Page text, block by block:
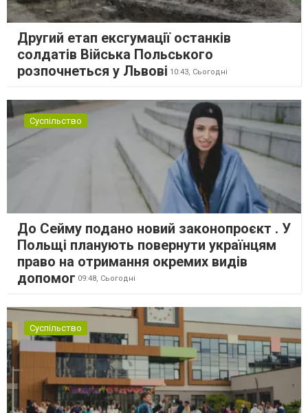
Другий етап ексгумації останків
солдатів Війська Польського
розпочнеться у Львові 10:43, Сьогодні
Суспільство
До Сейму подано новий законопроєкт . У
Польщі планують повернути українцям
право на отримання окремих видів
допомог 09:48, Сьогодні
Суспільство